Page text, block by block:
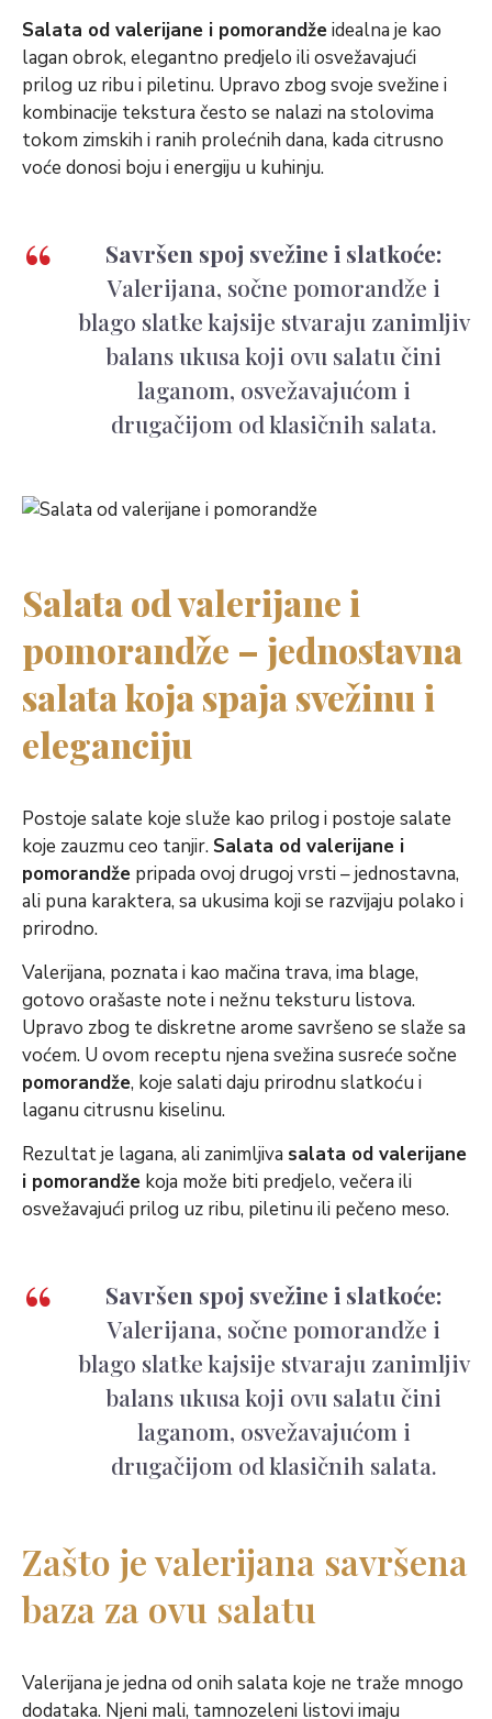
Salata od valerijane i pomorandžeidealna je kao
lagan obrok, elegantno predjelo ili osvežavajući
prilog uz ribu i piletinu. Upravo zbog svoje svežine i
kombinacije tekstura često se nalazi na stolovima
tokom zimskih i ranih prolećnih dana, kada citrusno
voće donosi boju i energiju u kuhinju.
Savršen spoj svežine i slatkoće:
Valerijana, sočne pomorandže i
blago slatke kajsije stvaraju zanimljiv
balans ukusa koji ovu salatu čini
laganom, osvežavajućom i
drugačijom od klasičnih salata.
Salata od valerijane i
pomorandže – jednostavna
salata koja spaja svežinu i
eleganciju
Postoje salate koje služe kao prilog i postoje salate
koje zauzmu ceo tanjir. Salata od valerijane i
pomorandže pripada ovoj drugoj vrsti – jednostavna,
ali puna karaktera, sa ukusima koji se razvijaju polako i
prirodno.
Valerijana, poznata i kao mačina trava, ima blage,
gotovo orašaste note i nežnu teksturu listova.
Upravo zbog te diskretne arome savršeno se slaže sa
voćem. U ovom receptu njena svežina susreće sočne
pomorandže, koje salati daju prirodnu slatkoću i
laganu citrusnu kiselinu.
Rezultat je lagana, ali zanimljiva salata od valerijane
i pomorandže koja može biti predjelo, večera ili
osvežavajući prilog uz ribu, piletinu ili pečeno meso.
Savršen spoj svežine i slatkoće:
Valerijana, sočne pomorandže i
blago slatke kajsije stvaraju zanimljiv
balans ukusa koji ovu salatu čini
laganom, osvežavajućom i
drugačijom od klasičnih salata.
Zašto je valerijana savršena
baza za ovu salatu
Valerijana je jedna od onih salata koje ne traže mnogo
dodataka. Njeni mali, tamnozeleni listovi imaju